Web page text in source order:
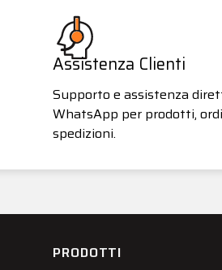
Assistenza Clienti
Supporto e assistenza
WhatsApp per prodotti,
spedizioni.
PRODOTTI